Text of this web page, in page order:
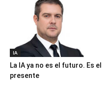
IA
La IA ya no es el futuro. Es el
presente